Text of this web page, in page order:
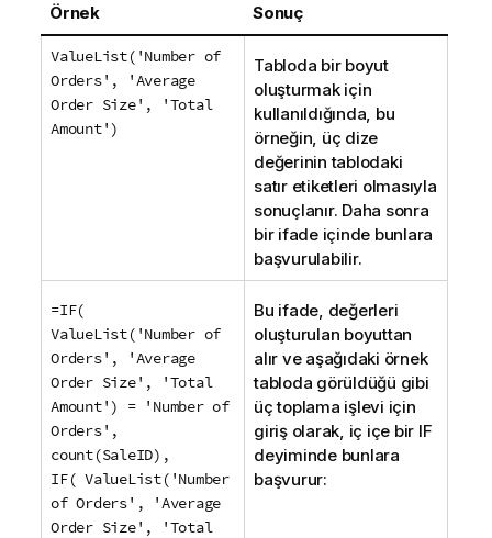
Örnek Sonuç
ValueList('Number of
Orders', 'Average
Order Size', 'Total
Amount')
Tabloda bir boyut
oluşturmak için
kullanıldığında, bu
örneğin, üç dize
değerinin tablodaki
satır etiketleri olmasıyla
sonuçlanır. Daha sonra
bir ifade içinde bunlara
başvurulabilir.
=IF(
ValueList('Number of
Orders', 'Average
Order Size', 'Total
Amount') = 'Number of
Orders',
count(SaleID),
IF( ValueList('Number
of Orders', 'Average
Order Size', 'Total
Bu ifade, değerleri
oluşturulan boyuttan
alır ve aşağıdaki örnek
tabloda görüldüğü gibi
üç toplama işlevi için
giriş olarak, iç içe bir IF
deyiminde bunlara
başvurur: